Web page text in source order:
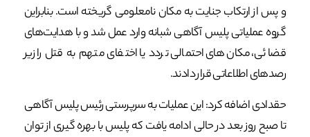
و پس از ارتکاب جنایت به مکان نامعلومی گریخته است. بنابراین
گروه عملیاتی پلیس آگاهی شبانه وارد عمل شد و با هدایت‌های
قضائی، مکان‌های احتمالی تردد یا اختفای متهم به قتل را زیر
رصدهای اطلاعاتی قرار دادند.
حقدادی اضافه کرد: این عملیات به سرپرستی رئیس پلیس آگاهی
تا صبح روز بعد در حالی ادامه یافت که پلیس با بهره گیری از توان